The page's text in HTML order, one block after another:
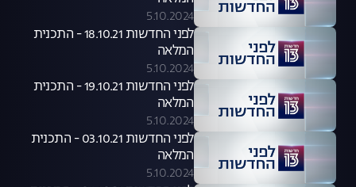
5.10.2024
לפני החדשות 18.10.21 - התכנית
המלאה
5.10.2024
לפני החדשות 19.10.21 - התכנית
המלאה
5.10.2024
לפני החדשות 03.10.21 - התכנית
המלאה
5.10.2024